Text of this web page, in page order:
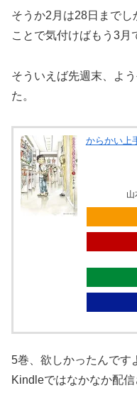
そうか2月は28日までし
ことで気付けばもう3月
そういえば先週末、よ
た。
からかい上
5巻、欲しかったんです
Kindleではなかなか配